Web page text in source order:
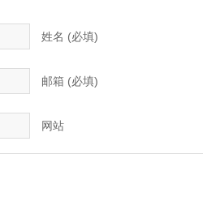
姓名 (必填)
邮箱 (必填)
网站